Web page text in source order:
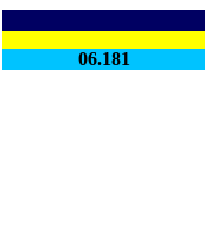
06.181